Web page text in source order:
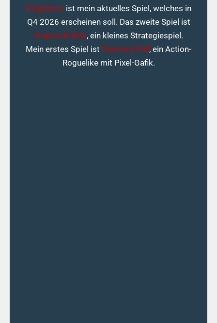
Kingdoms ist mein aktuelles Spiel, welches in
Q4 2026 erscheinen soll. Das zweite Spiel ist
Empire at Risk, ein kleines Strategiespiel.
Mein erstes Spiel ist Creator’s Fall, ein Action-
Roguelike mit Pixel-Gafik.